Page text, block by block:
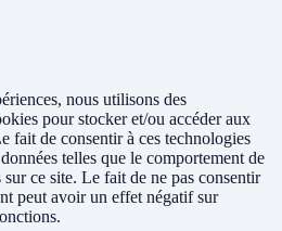
nous utilisons des
pour stocker et/ou accéder aux
fait de consentir à ces technologies
telles que le comportement de
ce site. Le fait de ne pas consentir
peut avoir un effet négatif sur